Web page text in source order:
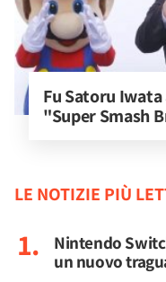
Fu Satoru
"Super Smash
LE NOTIZIE PIÙ
Nintendo
un nuovo